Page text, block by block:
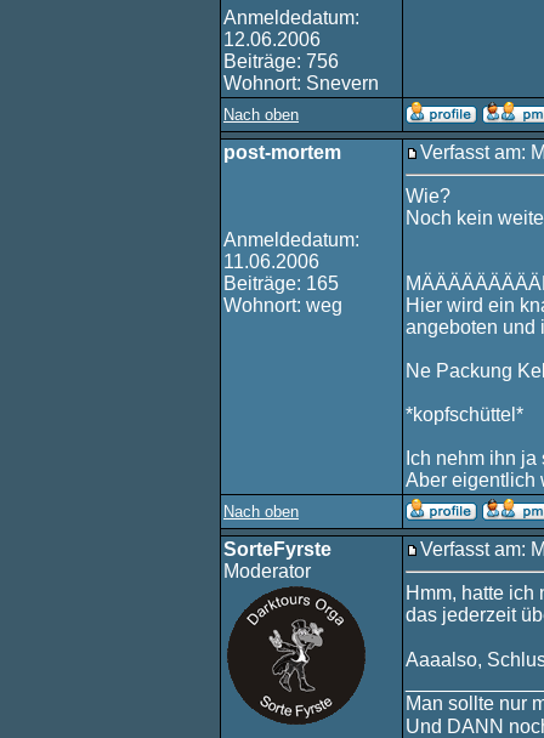
Anmeldedatum:
12.06.2006
Beiträge: 756
Wohnort: Snevern
Nach oben
post-mortem
Anmeldedatum:
11.06.2006
Beiträge: 165
Wohnort: weg
Verfasst am:
Wie?
Noch kein
Hier wird ein
angeboten und
Ne Packung
*kopfschüttel*
Ich nehm ihn
Aber eigentlich
Nach oben
SorteFyrste
Moderator
Verfasst am:
Hmm, hatte ich
das jederzeit
Aaaalso,
Man sollte nur
Und DANN